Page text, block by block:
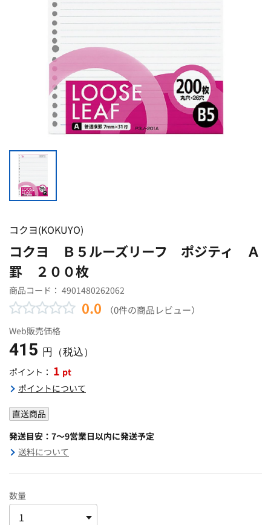
コクヨ(KOKUYO)
コクヨ Ｂ５ルーズリーフ ポジティ Ａ
罫 ２００枚
商品コード： 4901480262062
0.0 （0件の商品レビュー）
Web販売価格
415 円（税込）
ポイント： 1 pt
ポイントについて
直送商品
発送目安：7～9営業日以内に発送予定
送料について
数量